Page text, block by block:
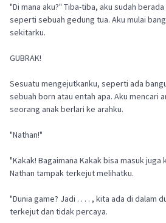
"Di mana aku?" Tiba-tiba, aku sudah
seperti sebuah gedung tua. Aku mulai
sekitarku.
GUBRAK!
Sesuatu mengejutkanku, seperti ada
sebuah born atau entah apa. Aku mencari
seorang anak berlari ke arahku.
"Nathan!"
"Kakak! Bagaimana Kakak bisa masuk juga
Nathan tampak terkejut melihatku.
"Dunia game? Jadi . . . . , kita ada di dalam
terkejut dan tidak percaya.